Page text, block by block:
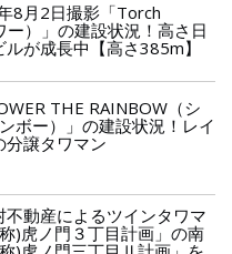
8月2日撮影「Torch
）」の建設状況！高さ日
が成長中【高さ385m】
THE RAINBOW（シ
ボー）」の建設状況！レイ
分譲タワマン
動産によるツインタワマ
)虎ノ門３丁目計画」の南